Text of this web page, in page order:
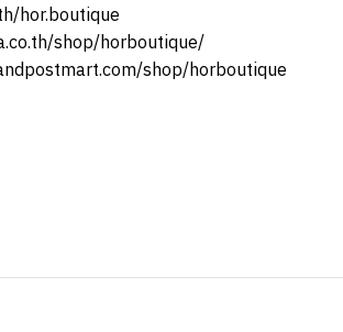
hor.boutique
shop/horboutique/
shop/horboutique